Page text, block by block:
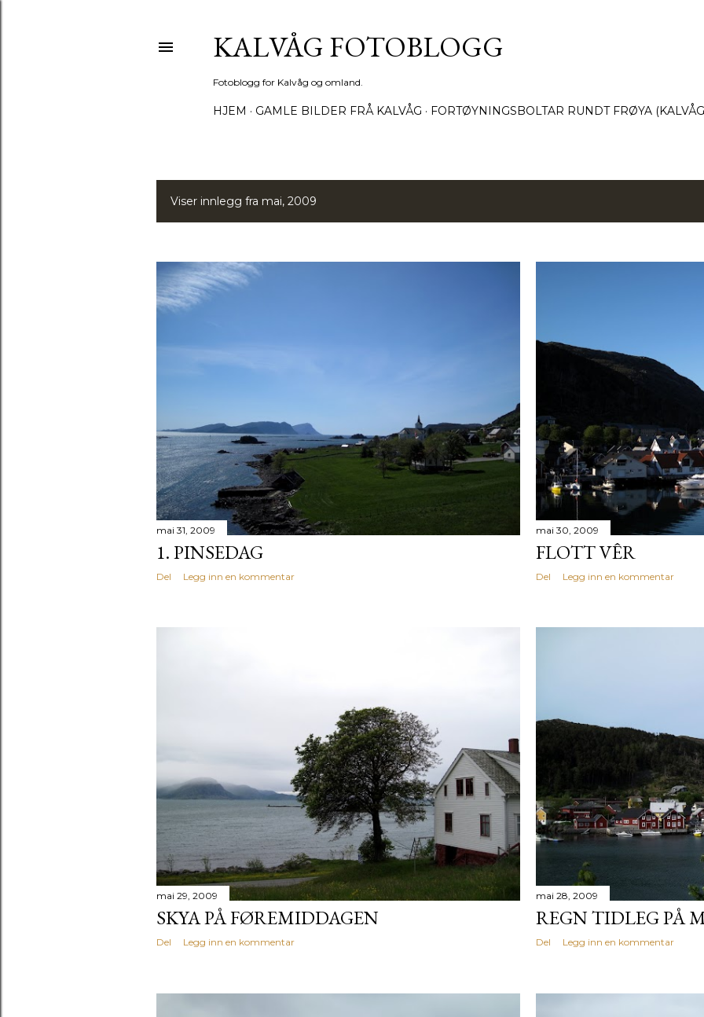
KALVÅG FOTOBLOGG
Fotoblogg for Kalvåg og omland.
HJEM GAMLE BILDER FRÅ KALVÅG FORTØYNINGSBOLTAR RUNDT FRØYA
I
n
l
Viser innlegg fra mai, 2009
mai 31, 2009
1. PINSEDAG
Del Legg inn en kommentar
mai 30, 2009
FLOTT VÊR
Del Legg inn en kommentar
mai 29, 2009
SKYA PÅ FØREMIDDAGEN
Del Legg inn en kommentar
mai 28, 2009
REGN TIDLEG PÅ
Del Legg inn en kommentar